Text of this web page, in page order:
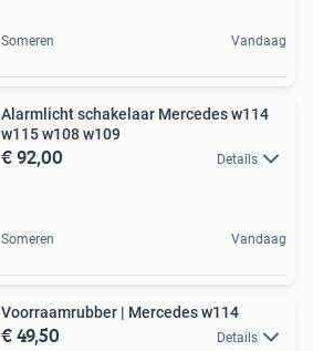
Someren Vandaag
Alarmlicht schakelaar Mercedes w114
w115 w108 w109
€ 92,00 Details
Someren Vandaag
Voorraamrubber | Mercedes w114
€ 49,50 Details